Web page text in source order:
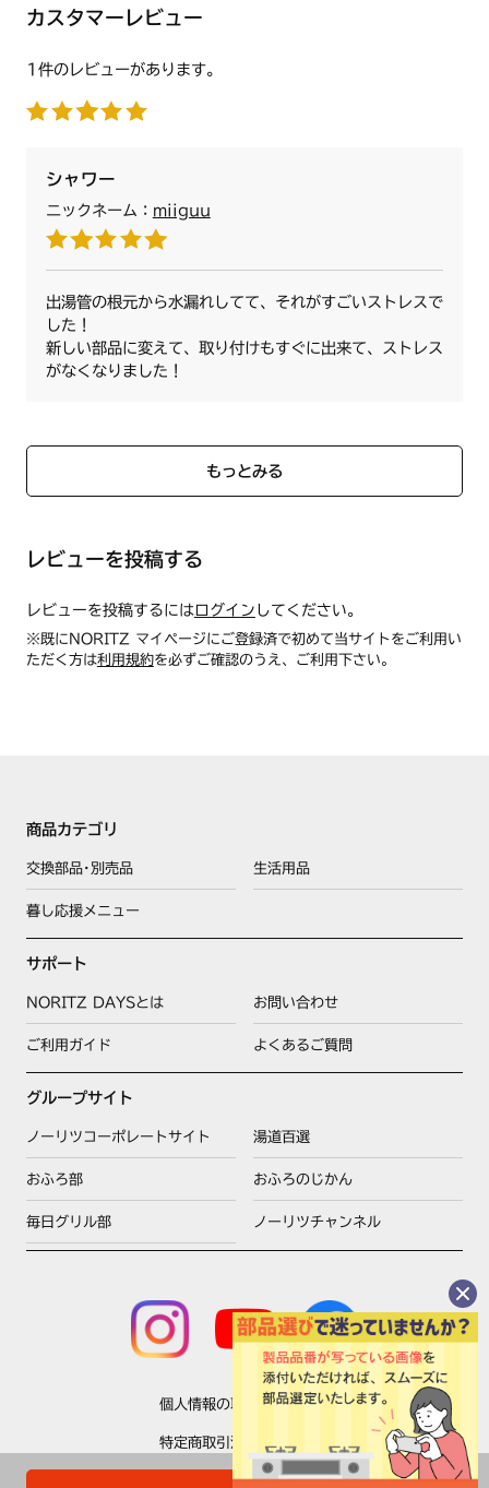
カスタマーレビュー
1件のレビューがあります。
シャワー
ニックネーム： miiguu
出湯管の根元から水漏れしてて、それがすごいストレスで
した！
新しい部品に変えて、取り付けもすぐに出来て、ストレス
がなくなりました！
もっとみる
レビューを投稿する
レビューを投稿するにはログイン してください。
※既にNORITZ マイページにご登録済で初めて当サイトをご利用い
ただく方は利用規約を必ずご確認のうえ、ご利用下さい。
商品カテゴリ
交換部品･別売品 生活用品
暮し応援メニュー
サポート
NORITZ DAYSとは お問い合わせ
ご利用ガイド よくあるご質問
グループサイト
ノーリツコーポレートサイト 湯道百選
おふろ部 おふろのじかん
毎日グリル部 ノーリツチャンネル
個人情報の取扱いについて
特定商取引法に基づく表示
利用規約